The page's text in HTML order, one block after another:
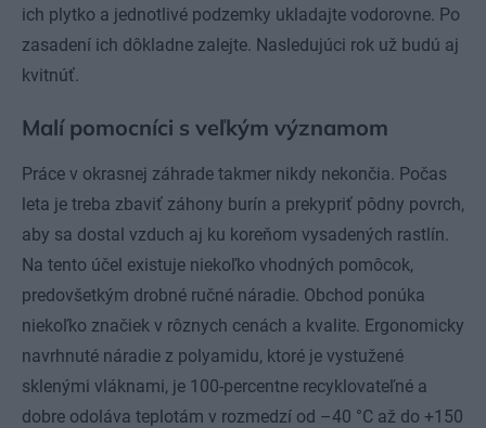
ich plytko a jednotlivé podzemky ukladajte vodorovne. Po
zasadení ich dôkladne zalejte. Nasledujúci rok už budú aj
kvitnúť.
Malí pomocníci s veľkým významom
Práce v okrasnej záhrade takmer nikdy nekončia. Počas
leta je treba zbaviť záhony burín a prekypriť pôdny povrch,
aby sa dostal vzduch aj ku koreňom vysadených rastlín.
Na tento účel existuje niekoľko vhodných pomôcok,
predovšetkým drobné ručné náradie. Obchod ponúka
niekoľko značiek v rôznych cenách a kvalite. Ergonomicky
navrhnuté náradie z polyamidu, ktoré je vystužené
sklenými vláknami, je 100-percentne recyklovateľné a
dobre odoláva teplotám v rozmedzí od –40 °C až do +150